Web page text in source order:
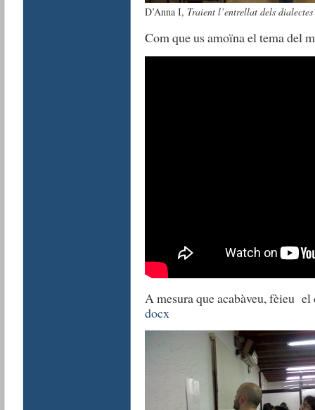
D’Anna I, Traient l’entrellat dels dialectes
Com que us amoïna el tema del
A mesura que acabàveu, fèieu
docx